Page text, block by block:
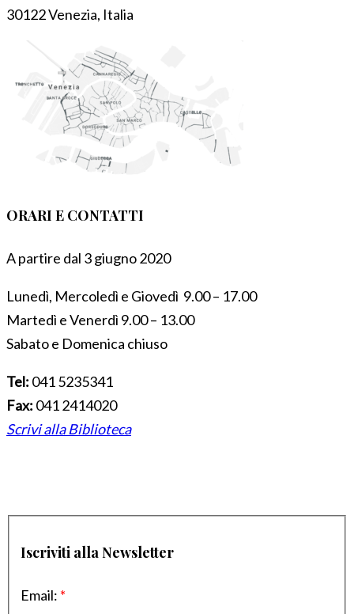
30122 Venezia, Italia
ORARI E CONTATTI
A partire dal 3 giugno 2020
Lunedì, Mercoledì e Giovedì 9.00 – 17.00
Martedì e Venerdì 9.00 – 13.00
Sabato e Domenica chiuso
Tel: 041 5235341
Fax: 041 2414020
Scrivi alla Biblioteca
Iscriviti alla Newsletter
Email: *